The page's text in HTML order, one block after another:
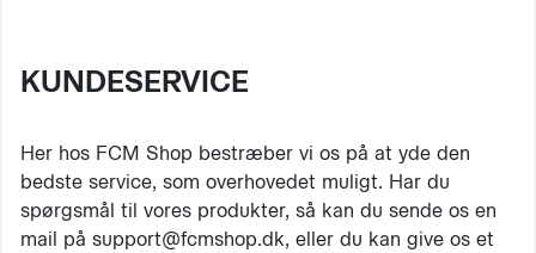
KUNDESERVICE
Her hos FCM Shop bestræber vi os på at yde den
bedste service, som overhovedet muligt. Har du
spørgsmål til vores produkter, så kan du sende os en
mail på support@fcmshop.dk, eller du kan give os et